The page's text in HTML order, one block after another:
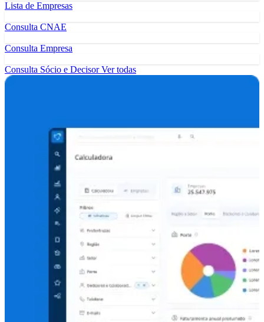
Lista de Empresas
Consulta CNAE
Consulta Empresa
Consulta Sócio e DecisorVer todas